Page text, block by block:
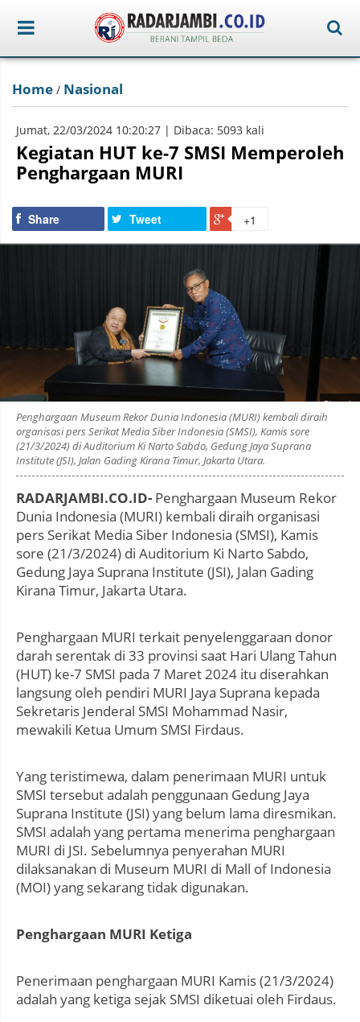
Home / Nasional
Jumat, 22/03/2024 10:20:27 | Dibaca: 5093 kali
Kegiatan HUT ke-7 SMSI Memperoleh
Penghargaan MURI
Share Tweet +1
Photo by
:
Penghargaan Museum Rekor Dunia Indonesia (MURI) kembali diraih
organisasi pers Serikat Media Siber Indonesia (SMSI), Kamis sore
(21/3/2024) di Auditorium Ki Narto Sabdo, Gedung Jaya Suprana
Institute (JSI), Jalan Gading Kirana Timur, Jakarta Utara.
RADARJAMBI.CO.ID- Penghargaan Museum Rekor
Dunia Indonesia (MURI) kembali diraih organisasi
pers Serikat Media Siber Indonesia (SMSI), Kamis
sore (21/3/2024) di Auditorium Ki Narto Sabdo,
Gedung Jaya Suprana Institute (JSI), Jalan Gading
Kirana Timur, Jakarta Utara.
Penghargaan MURI terkait penyelenggaraan donor
darah serentak di 33 provinsi saat Hari Ulang Tahun
(HUT) ke-7 SMSI pada 7 Maret 2024 itu diserahkan
langsung oleh pendiri MURI Jaya Suprana kepada
Sekretaris Jenderal SMSI Mohammad Nasir,
mewakili Ketua Umum SMSI Firdaus.
Yang teristimewa, dalam penerimaan MURI untuk
SMSI tersebut adalah penggunaan Gedung Jaya
Suprana Institute (JSI) yang belum lama diresmikan.
SMSI adalah yang pertama menerima penghargaan
MURI di JSI. Sebelumnya penyerahan MURI
dilaksanakan di Museum MURI di Mall of Indonesia
(MOI) yang sekarang tidak digunakan.
Penghargaan MURI Ketiga
Penerimaan penghargaan MURI Kamis (21/3/2024)
adalah yang ketiga sejak SMSI diketuai oleh Firdaus.